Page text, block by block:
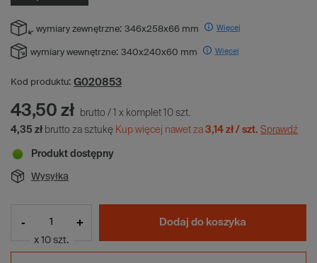
wymiary zewnętrzne: 346x258x66 mm Więcej
wymiary wewnętrzne: 340x240x60 mm Więcej
Kod produktu: G020853
43,50 zł brutto / 1 x komplet 10 szt.
4,35 zł brutto za sztukę Kup więcej nawet za 3,14 zł / szt. Sprawdź
Produkt dostępny
Wysyłka
- +
x 10 szt.
Dodaj do koszyka